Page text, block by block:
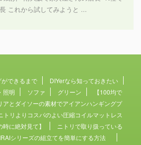
これから試してみようと ...
ができるまで
DIYerなら知っておきたい
照明 ソファ グリーン
【100均で
とダイソーの素材でアイアンハンギングプ
トリよりコスパのよい圧縮コイルマットレス
に絶対見て】
ニトリで取り扱っている
シリーズの組立てを簡単にする方法